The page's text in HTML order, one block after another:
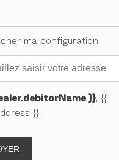
ma configuration
}}, {{
}}